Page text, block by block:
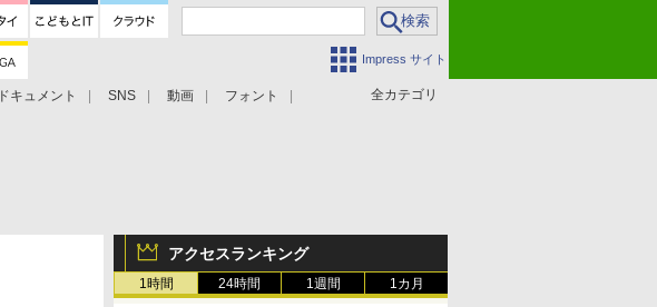
Impress サイト
全カテゴリ
ドキュメント SNS 動画 フォント
アクセスランキング
1時間 24時間 1週間 1カ月